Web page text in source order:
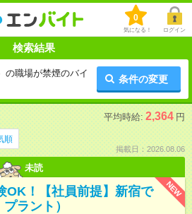
0
気になる！ ログイン
検索結果
の職場が禁煙のバイ
条件の変更
平均時給: 2,364 円
順
掲載日：2026.08.06
未読
NEW
OK！【社員前提】新宿で
ラント）